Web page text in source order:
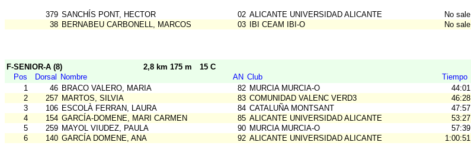
379 SANCHÍS PONT, HECTOR 02 ALICANTE UNIVERSIDAD ALICANTE
No sale
38 BERNABEU CARBONELL, MARCOS 03 IBI CEAM IBI-O No sale
F-SENIOR-A (8) 2,8 km 175 m
15 C
Pos
Dorsal Nombre AN Club
Tiempo
1
46 BRACO VALERO, MARIA 82 MURCIA MURCIA-O
44:01
2
257 MARTOS, SILVIA 83 COMUNIDAD VALENC VERD3
46:28
3
106 ESCOLÀ FERRAN, LAURA 84 CATALUÑA MONTSANT
47:57
4
154 GARCÍA-DOMENE, MARI CARMEN 85 ALICANTE UNIVERSIDAD ALICANTE
53:27
5
259 MAYOL VIUDEZ, PAULA 90 MURCIA MURCIA-O
57:39
6
140 GARCÍA DOMENE, ANA 92 ALICANTE UNIVERSIDAD ALICANTE 1:00:51